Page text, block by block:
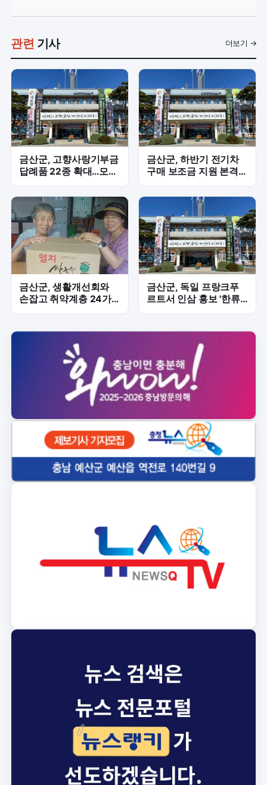
관련 기사 더보기 →
금산군, 고향사랑기부금
답례품 22종 확대…모금
금산군, 하반기 전기차
구매 보조금 지원 본격
예정
금산군, 생활개선회와
손잡고 취약계층 24가
금산군, 독일 프랑크푸
르트서 인삼 홍보 '한류